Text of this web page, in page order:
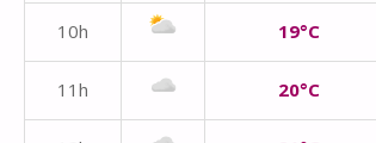
10h 19°C
11h 20°C